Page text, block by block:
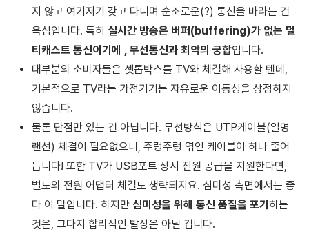
지 않고 여기저기 갖고 다니며 순조로운(?) 통신을 바라는 건
욕심입니다. 특히 실시간 방송은 버퍼(buffering)가 없는 멀
티캐스트 통신이기에 , 무선통신과 최악의 궁합입니다.
대부분의 소비자들은 셋톱박스를 TV와 체결해 사용할 텐데,
기본적으로 TV라는 가전기기는 자유로운 이동성을 상정하지
않습니다.
물론 단점만 있는 건 아닙니다. 무선방식은 UTP케이블(일명
랜선) 체결이 필요없으니, 주렁주렁 엮인 케이블이 하나 줄어
듭니다! 또한 TV가 USB포트 상시 전원 공급을 지원한다면,
별도의 전원 어댑터 체결도 생략되지요. 심미성 측면에서는 좋
다 이 말입니다. 하지만 심미성을 위해 통신 품질을 포기 하는
것은, 그다지 합리적인 발상은 아닐 겁니다.